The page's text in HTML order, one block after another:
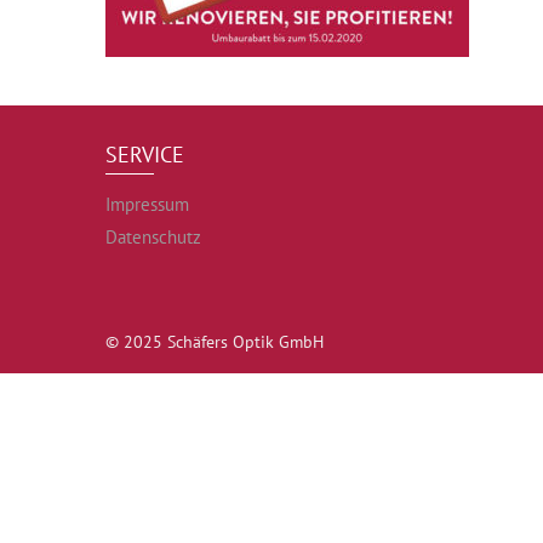
SERVICE
Impressum
Datenschutz
© 2025 Schäfers Optik GmbH